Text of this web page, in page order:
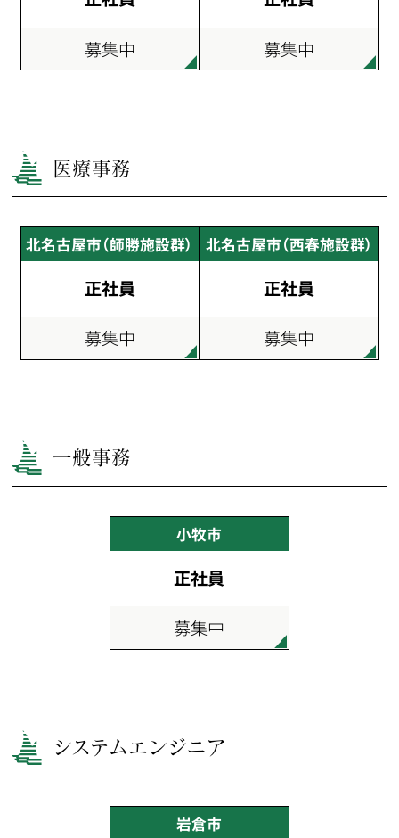
募集中 募集中
医療事務
北名古屋市（師勝施設群）
正社員
募集中
北名古屋市（西春施設群）
正社員
募集中
一般事務
小牧市
正社員
募集中
システムエンジニア
岩倉市